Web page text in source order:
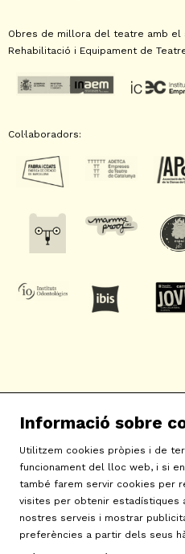
Obres de millora del teatre amb el
Rehabilitació i Equipament de
Col·laboradors:
c/
08030
info@sat-
Sitemap | Avís Legal | Ús
Política de privacitat |
Informació sobre
Utilitzem cookies pròpies i de
funcionament del lloc web, i si
també farem servir cookies per
visites per obtenir estadístiques
nostres serveis i mostrar
preferències a partir dels seus